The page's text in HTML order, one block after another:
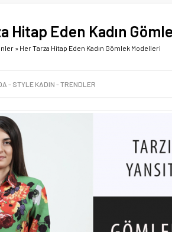
Hitap Eden Kadın
» Her Tarza Hitap Eden Kadın Gömlek Modelleri
STYLE KADIN TRENDLER